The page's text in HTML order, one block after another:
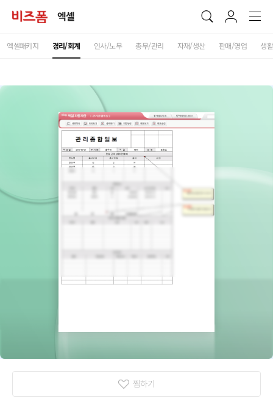
엑셀
엑셀패키지 경리/회계 인사/노무 총무/관리 자재/생산 판매/영업 생
찜하기